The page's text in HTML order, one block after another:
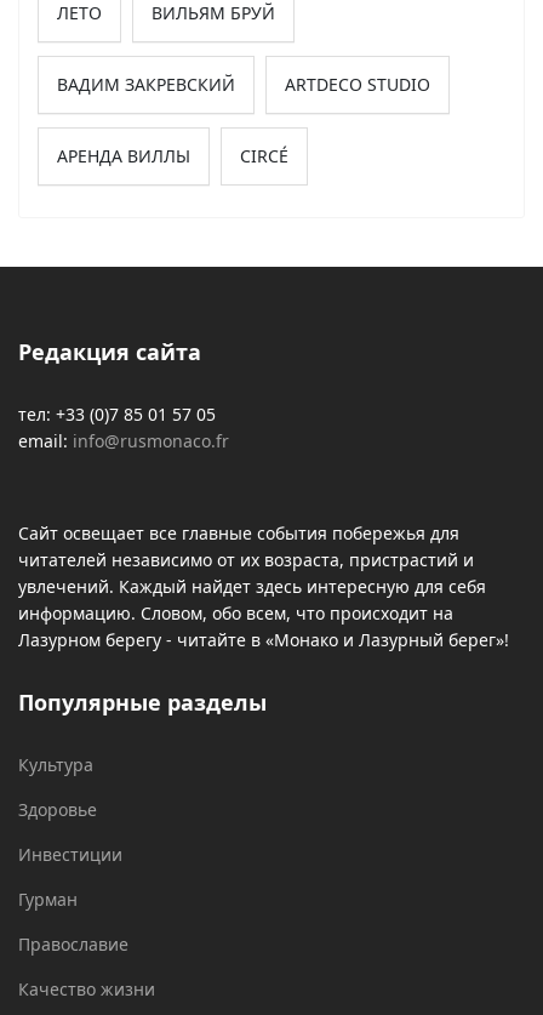
ЛЕТО ВИЛЬЯМ БРУЙ
ВАДИМ ЗАКРЕВСКИЙ ARTDECO STUDIO
АРЕНДА ВИЛЛЫ CIRCÉ
Редакция сайта
тел: +33 (0)7 85 01 57 05
email: info@rusmonaco.fr
Сайт освещает все главные события побережья для
читателей независимо от их возраста, пристрастий и
увлечений. Каждый найдет здесь интересную для себя
информацию. Словом, обо всем, что происходит на
Лазурном берегу - читайте в «Монако и Лазурный берег»!
Популярные разделы
Культура
Здоровье
Инвестиции
Гурман
Православие
Качество жизни